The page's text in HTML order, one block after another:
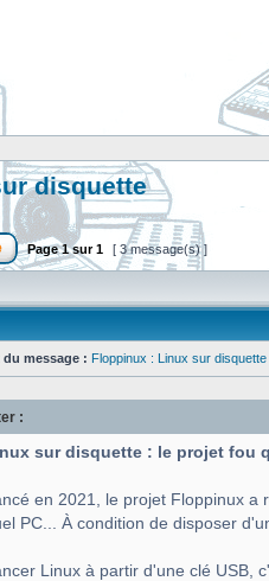
disquette
Page1sur1 [ 3 message(s) ]
du message : Floppinux : Linux sur disquette
:
sur disquette : le projet fou
en 2021, le projet Floppinux a
PC... À condition de disposer
Linux à partir d'une clé USB,